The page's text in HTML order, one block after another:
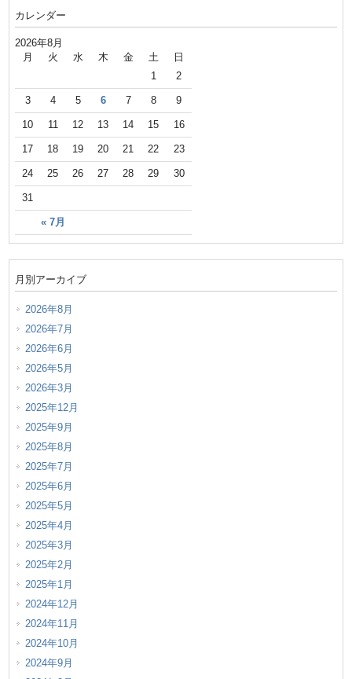
カレンダー
2026年8月
月 火 水 木 金 土 日
« 7月
1 2
3 4 5 6 7 8 9
10 11 12 13 14 15 16
17 18 19 20 21 22 23
24 25 26 27 28 29 30
31
月別アーカイブ
2026年8月
2026年7月
2026年6月
2026年5月
2026年3月
2025年12月
2025年9月
2025年8月
2025年7月
2025年6月
2025年5月
2025年4月
2025年3月
2025年2月
2025年1月
2024年12月
2024年11月
2024年10月
2024年9月